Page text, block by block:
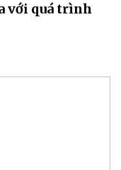
với quá trình